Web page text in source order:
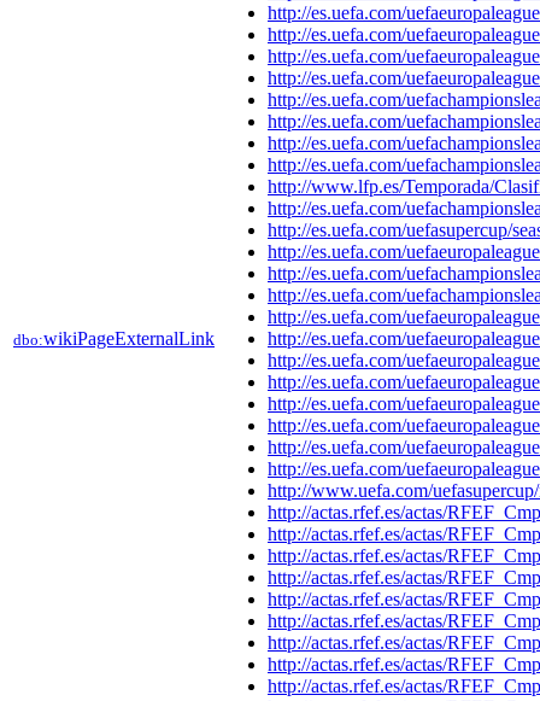
dbo:wikiPageExternalLink
http://es.uefa.com/
http://es.uefa.com/
http://es.uefa.com/
http://es.uefa.com/
http://es.uefa.com/
http://es.uefa.com/
http://es.uefa.com/
http://es.uefa.com/
http://www.lfp.es/Temporada/
http://es.uefa.com/
http://es.uefa.com/uefasupercup/
http://es.uefa.com/
http://es.uefa.com/
http://es.uefa.com/
http://es.uefa.com/
http://es.uefa.com/
http://es.uefa.com/
http://es.uefa.com/
http://es.uefa.com/
http://es.uefa.com/
http://es.uefa.com/
http://es.uefa.com/
http://www.uefa.com/
http://actas.rfef.es/actas/
http://actas.rfef.es/actas/
http://actas.rfef.es/actas/
http://actas.rfef.es/actas/
http://actas.rfef.es/actas/
http://actas.rfef.es/actas/
http://actas.rfef.es/actas/
http://actas.rfef.es/actas/
http://actas.rfef.es/actas/